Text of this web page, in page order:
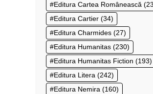
Editura Cartea Românească
Editura Cartier (34)
Editura Charmides (27)
Editura Humanitas (230)
Editura Humanitas Fiction (193)
Editura Litera (242)
Editura Nemira (160)